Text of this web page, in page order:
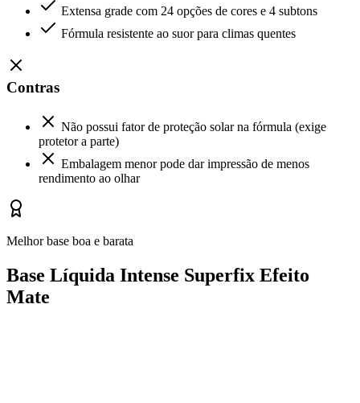
Extensa grade com 24 opções de cores e 4 subtons
Fórmula resistente ao suor para climas quentes
Contras
Não possui fator de proteção solar na fórmula (exige
protetor a parte)
Embalagem menor pode dar impressão de menos
rendimento ao olhar
Melhor base boa e barata
Base Líquida Intense Superfix Efeito
Mate